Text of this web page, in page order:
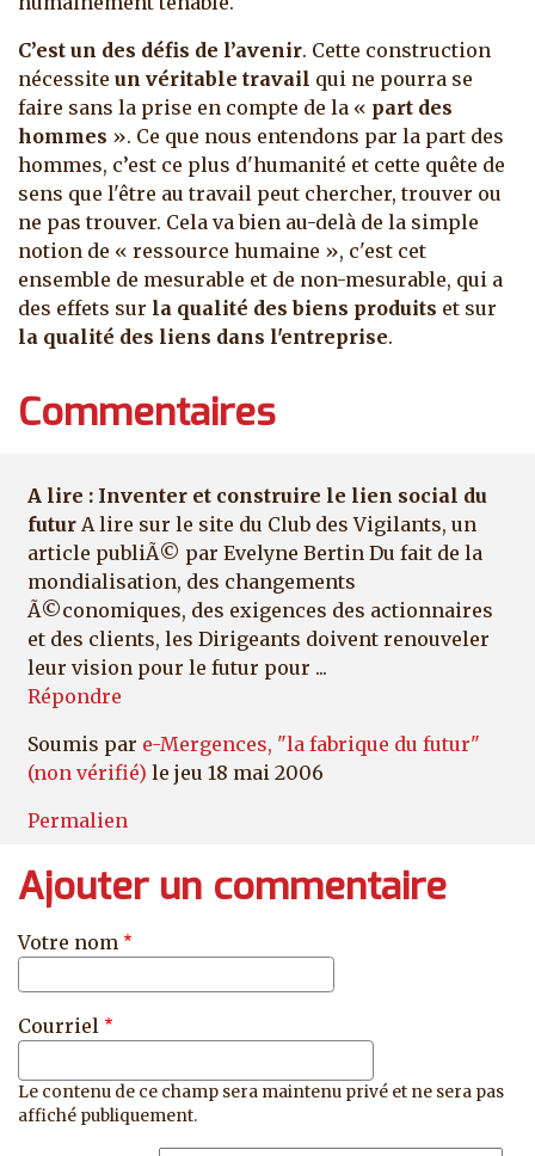
C’est un des défis de l’avenir. Cette construction
nécessite un véritable travail qui ne pourra se
faire sans la prise en compte de la « part des
hommes ». Ce que nous entendons par la part des
hommes, c’est ce plus d'humanité et cette quête de
sens que l'être au travail peut chercher, trouver ou
ne pas trouver. Cela va bien au-delà de la simple
notion de « ressource humaine », c'est cet
ensemble de mesurable et de non-mesurable, qui a
des effets sur la qualité des biens produits et sur
la qualité des liens dans l'entreprise.
Commentaires
A lire : Inventer et construire le lien social du
futur A lire sur le site du Club des Vigilants, un
article publiÃ© par Evelyne Bertin Du fait de la
mondialisation, des changements
Ã©conomiques, des exigences des actionnaires
et des clients, les Dirigeants doivent renouveler
leur vision pour le futur pour ...
Répondre
Soumis par e-Mergences, "la fabrique du futur"
(non vérifié) le jeu 18 mai 2006
Permalien
Ajouter un commentaire
Votre nom
Courriel
Le contenu de ce champ sera maintenu privé et ne sera pas
affiché publiquement.